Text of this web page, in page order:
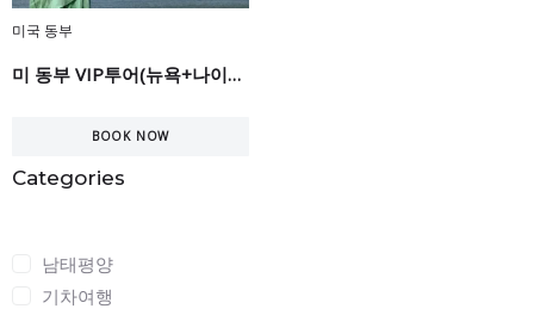
Categories
남태평양
기차여행
미국 동부
미 동부 VIP투어(뉴욕+나이야가라) 7일
BOOK NOW